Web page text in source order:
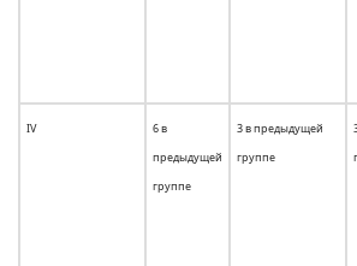
IV
6 в
предыдущей
группе
3 в предыдущей
группе